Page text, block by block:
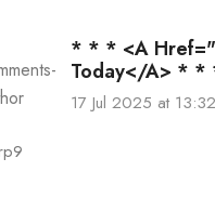
* * * <a
Today</a> * *
17 Jul 2025 at